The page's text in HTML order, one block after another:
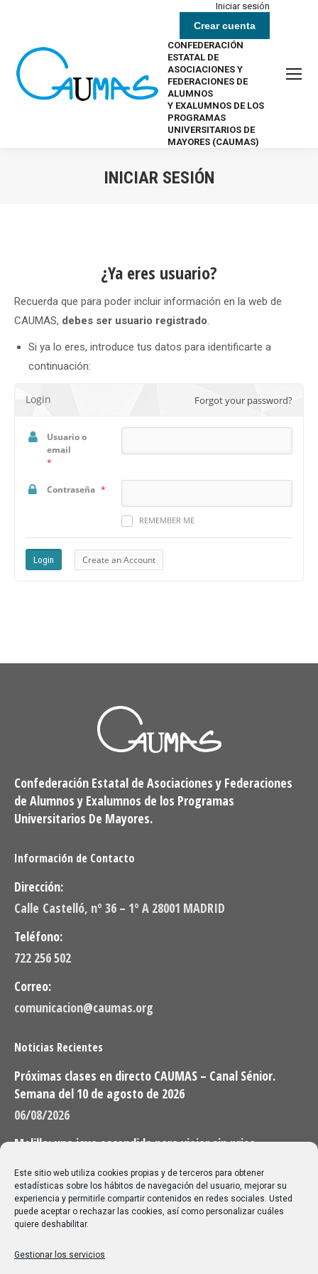
Este sitio web utiliza cookies propias y de terceros para obtener
estadísticas sobre los hábitos de navegación del usuario, mejorar su
experiencia y permitirle compartir contenidos en redes sociales. Usted
puede aceptar o rechazar las cookies, así como personalizar cuáles
quiere deshabilitar.
Gestionar los servicios
Iniciar sesión
Crear cuenta
CONFEDERACIÓN
ESTATAL DE
ASOCIACIONES Y
FEDERACIONES DE
ALUMNOS
Y EXALUMNOS DE LOS
PROGRAMAS
UNIVERSITARIOS DE
MAYORES (CAUMAS)
INICIAR SESIÓN
¿Ya eres usuario?
Recuerda que para poder incluir información en la web de
CAUMAS, debes ser usuario registrado.
Si ya lo eres, introduce tus datos para identificarte a
continuación:
Login Forgot your password?
Usuario o
email
*
Contraseña *
REMEMBER ME
Create an Account
Confederación Estatal de Asociaciones y Federaciones
de Alumnos y Exalumnos de los Programas
Universitarios De Mayores.
Información de Contacto
Dirección:
Calle Castelló, nº 36 – 1º A 28001 MADRID
Teléfono:
722 256 502
Correo:
comunicacion@caumas.org
Noticias Recientes
Próximas clases en directo CAUMAS – Canal Sénior.
Semana del 10 de agosto de 2026
06/08/2026
Melilla: una joya escondida para viajar sin prisa
28/07/2026
Buscar
Buscar: